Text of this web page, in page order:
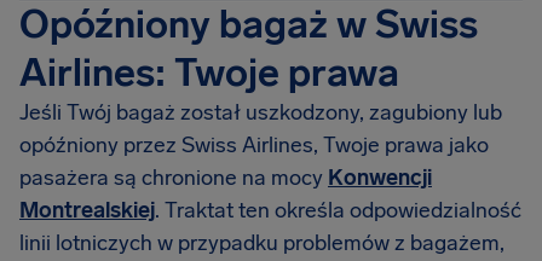
Opóźniony bagaż w Swiss
Airlines: Twoje prawa
Jeśli Twój bagaż został uszkodzony, zagubiony lub
opóźniony przez Swiss Airlines, Twoje prawa jako
pasażera są chronione na mocy Konwencji
Montrealskiej. Traktat ten określa odpowiedzialność
linii lotniczych w przypadku problemów z bagażem,